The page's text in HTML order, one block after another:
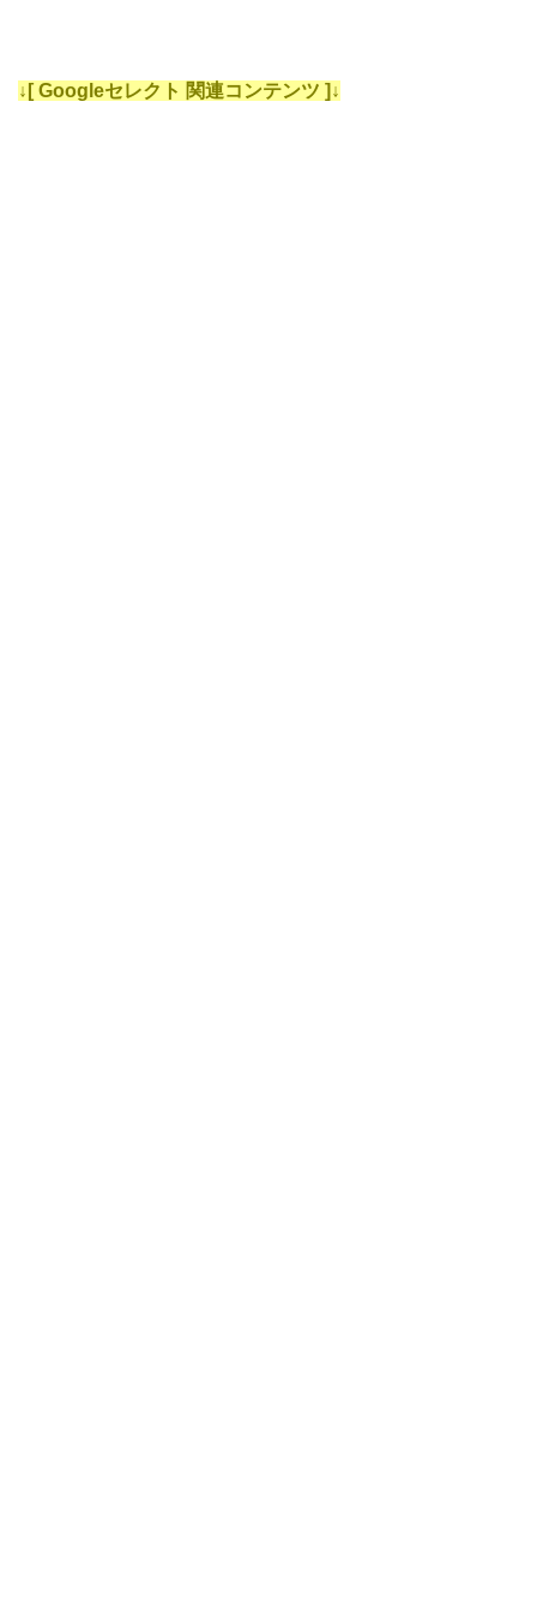
↓[ Googleセレクト 関連コンテンツ ]↓